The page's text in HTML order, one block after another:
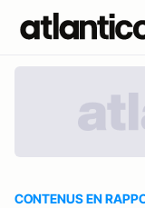
CONTENUS EN